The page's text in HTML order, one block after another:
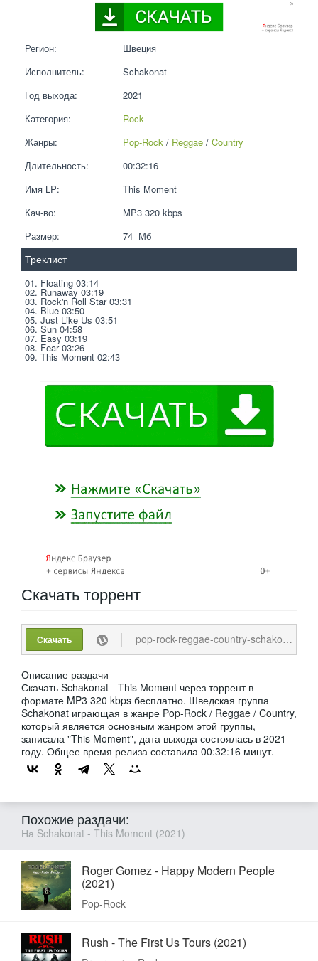
Регион:
Швеция
Исполнитель:
Schakonat
Год выхода:
2021
Категория:
Rock
Жанры:
Pop-Rock / Reggae / Country
Длительность:
00:32:16
Имя LP:
This Moment
Кач-во:
MP3 320 kbps
Размер:
74  Мб
Треклист
01. Floating 03:14
02. Runaway 03:19
03. Rock'n Roll Star 03:31
04. Blue 03:50
05. Just Like Us 03:51
06. Sun 04:58
07. Easy 03:19
08. Fear 03:26
09. This Moment 02:43
Скачатьторрент
Скачать pop-rock-reggae-country-schakonat-this-moment-2021-mp3-320-kbps.torrent
Описание раздачи
Скачать Schakonat - This Moment через торрент в
формате MP3 320 kbps бесплатно. Шведская группа
Schakonat играющая в жанре Pop-Rock / Reggae / Country,
который является основным жанром этой группы,
записала "This Moment", дата выхода состоялась в 2021
году. Общее время релиза составила 00:32:16 минут.
Похожие раздачи:
На Schakonat - This Moment (2021)
Roger Gomez - Happy Modern People
(2021)
Pop-Rock
Rush - The First Us Tours (2021)